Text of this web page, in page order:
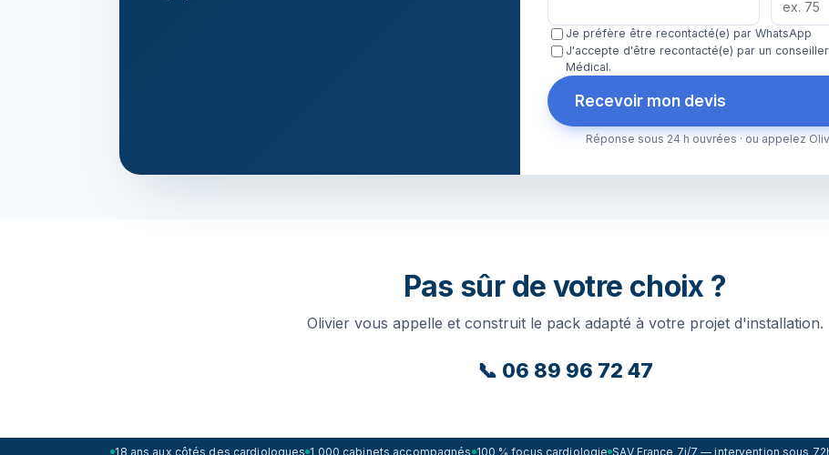
Je préfère être recontacté(e) par WhatsApp
J'accepte d'être recontacté(e) par un
Médical.
Recevoir mon devis
Réponse sous 24 h ouvrées · ou appelez
Pas sûr de votre choix ?
Olivier vous appelle et construit le pack adapté à votre projet d'installation.
📞 06 89 96 72 47
18 ans aux côtés des cardiologues 1 000 cabinets accompagnés 100 % focus cardiologie SAV France 7j/7 — intervention sous